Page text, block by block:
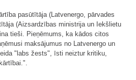
pasūtītāja (Latvenergo, pārvades
(Aizsardzības ministrija un Iekšlietu
tieši. Pieņēmums, ka kādos citos
maksājumus no Latvenergo un
"labs žests", īsti neiztur kritiku,